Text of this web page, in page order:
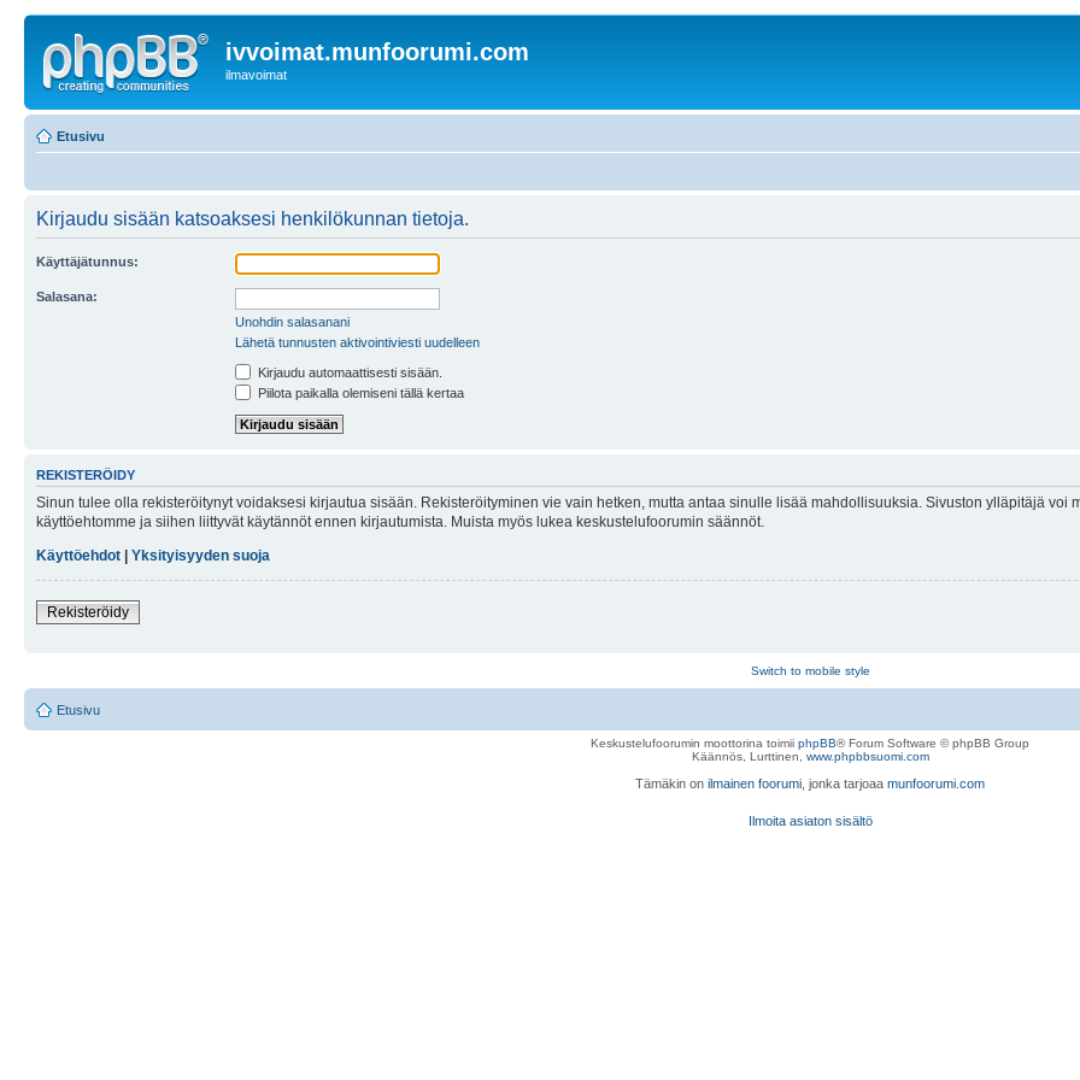
ivvoimat.munfoorumi.com
ilmavoimat
Etusivu
Kirjaudu sisään katsoaksesi henkilökunnan tietoja.
Käyttäjätunnus:
Salasana:
Unohdin salasanani
Lähetä tunnusten aktivointiviesti uudelleen
Kirjaudu automaattisesti sisään.
Piilota paikalla olemiseni tällä kertaa
REKISTERÖIDY
Sinun tulee olla rekisteröitynyt voidaksesi kirjautua sisään. Rekisteröityminen vie vain hetken, mutta antaa sinulle lisää mahdollisuuksia. Sivuston ylläpitäjä
käyttöehtomme ja siihen liittyvät käytännöt ennen kirjautumista. Muista myös lukea keskustelufoorumin säännöt.
Käyttöehdot
Yksityisyyden suoja
Rekisteröidy
Switch to mobile style
Etusivu
Keskustelufoorumin moottorina toimii phpBB® Forum Software © phpBB Group
Käännös, Lurttinen, www.phpbbsuomi.com
Tämäkin on ilmainen foorumi , jonka tarjoaa munfoorumi.com
Ilmoita asiaton sisältö